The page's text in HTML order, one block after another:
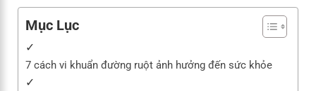
Mục Lục
7 cách vi khuẩn đường ruột ảnh hưởng đến sức khỏe